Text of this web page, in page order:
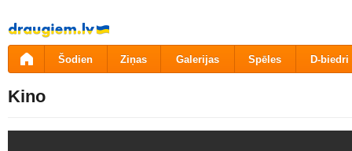
Pāriet
uz
saturu
Šodien Ziņas Galerijas Spēles D-biedri
Kino